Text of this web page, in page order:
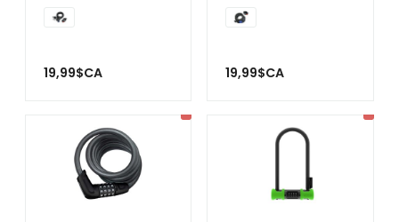
19,99$CA 19,99$CA